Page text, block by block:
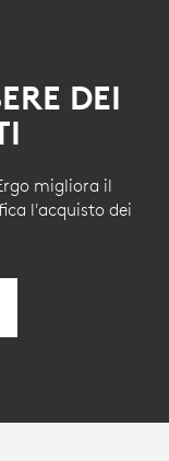
DEI
migliora il
l'acquisto dei